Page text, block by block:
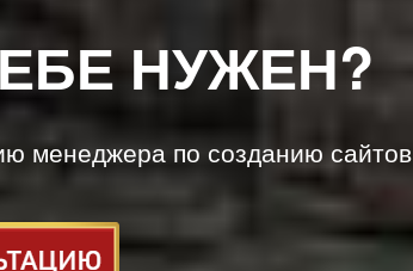
НУЖЕН?
менеджера по созданию сайтов